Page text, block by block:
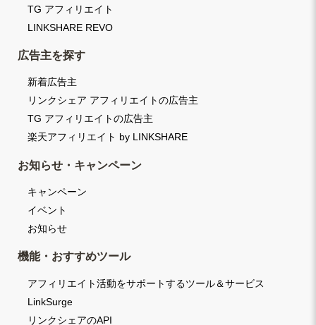
TG アフィリエイト
LINKSHARE REVO
広告主を探す
新着広告主
リンクシェア アフィリエイトの広告主
TG アフィリエイトの広告主
楽天アフィリエイト by LINKSHARE
お知らせ・キャンペーン
キャンペーン
イベント
お知らせ
機能・おすすめツール
アフィリエイト活動をサポートするツール＆サービス
LinkSurge
リンクシェアのAPI